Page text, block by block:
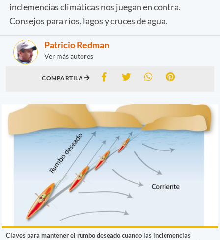
inclemencias climáticas nos juegan en contra.
Consejos para ríos, lagos y cruces de agua.
Patricio Redman
Ver más autores
COMPARTILA
Claves para mantener el rumbo deseado cuando las inclemencias